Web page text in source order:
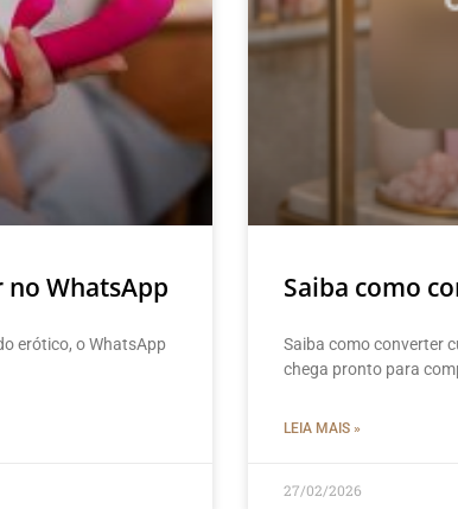
WhatsApp
erótico, o WhatsApp
Saiba como
Saiba como converter
chega pronto para
LEIA MAIS »
27/02/2026